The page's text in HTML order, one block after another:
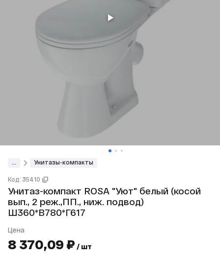
... Унитазы-компакты
Код: 35410
Унитаз-компакт ROSA "Уют" белый (косой
вып., 2 реж.,ПП., ниж. подвод)
Ш360*В780*Г617
Цена
8 370,09 ₽ / шт